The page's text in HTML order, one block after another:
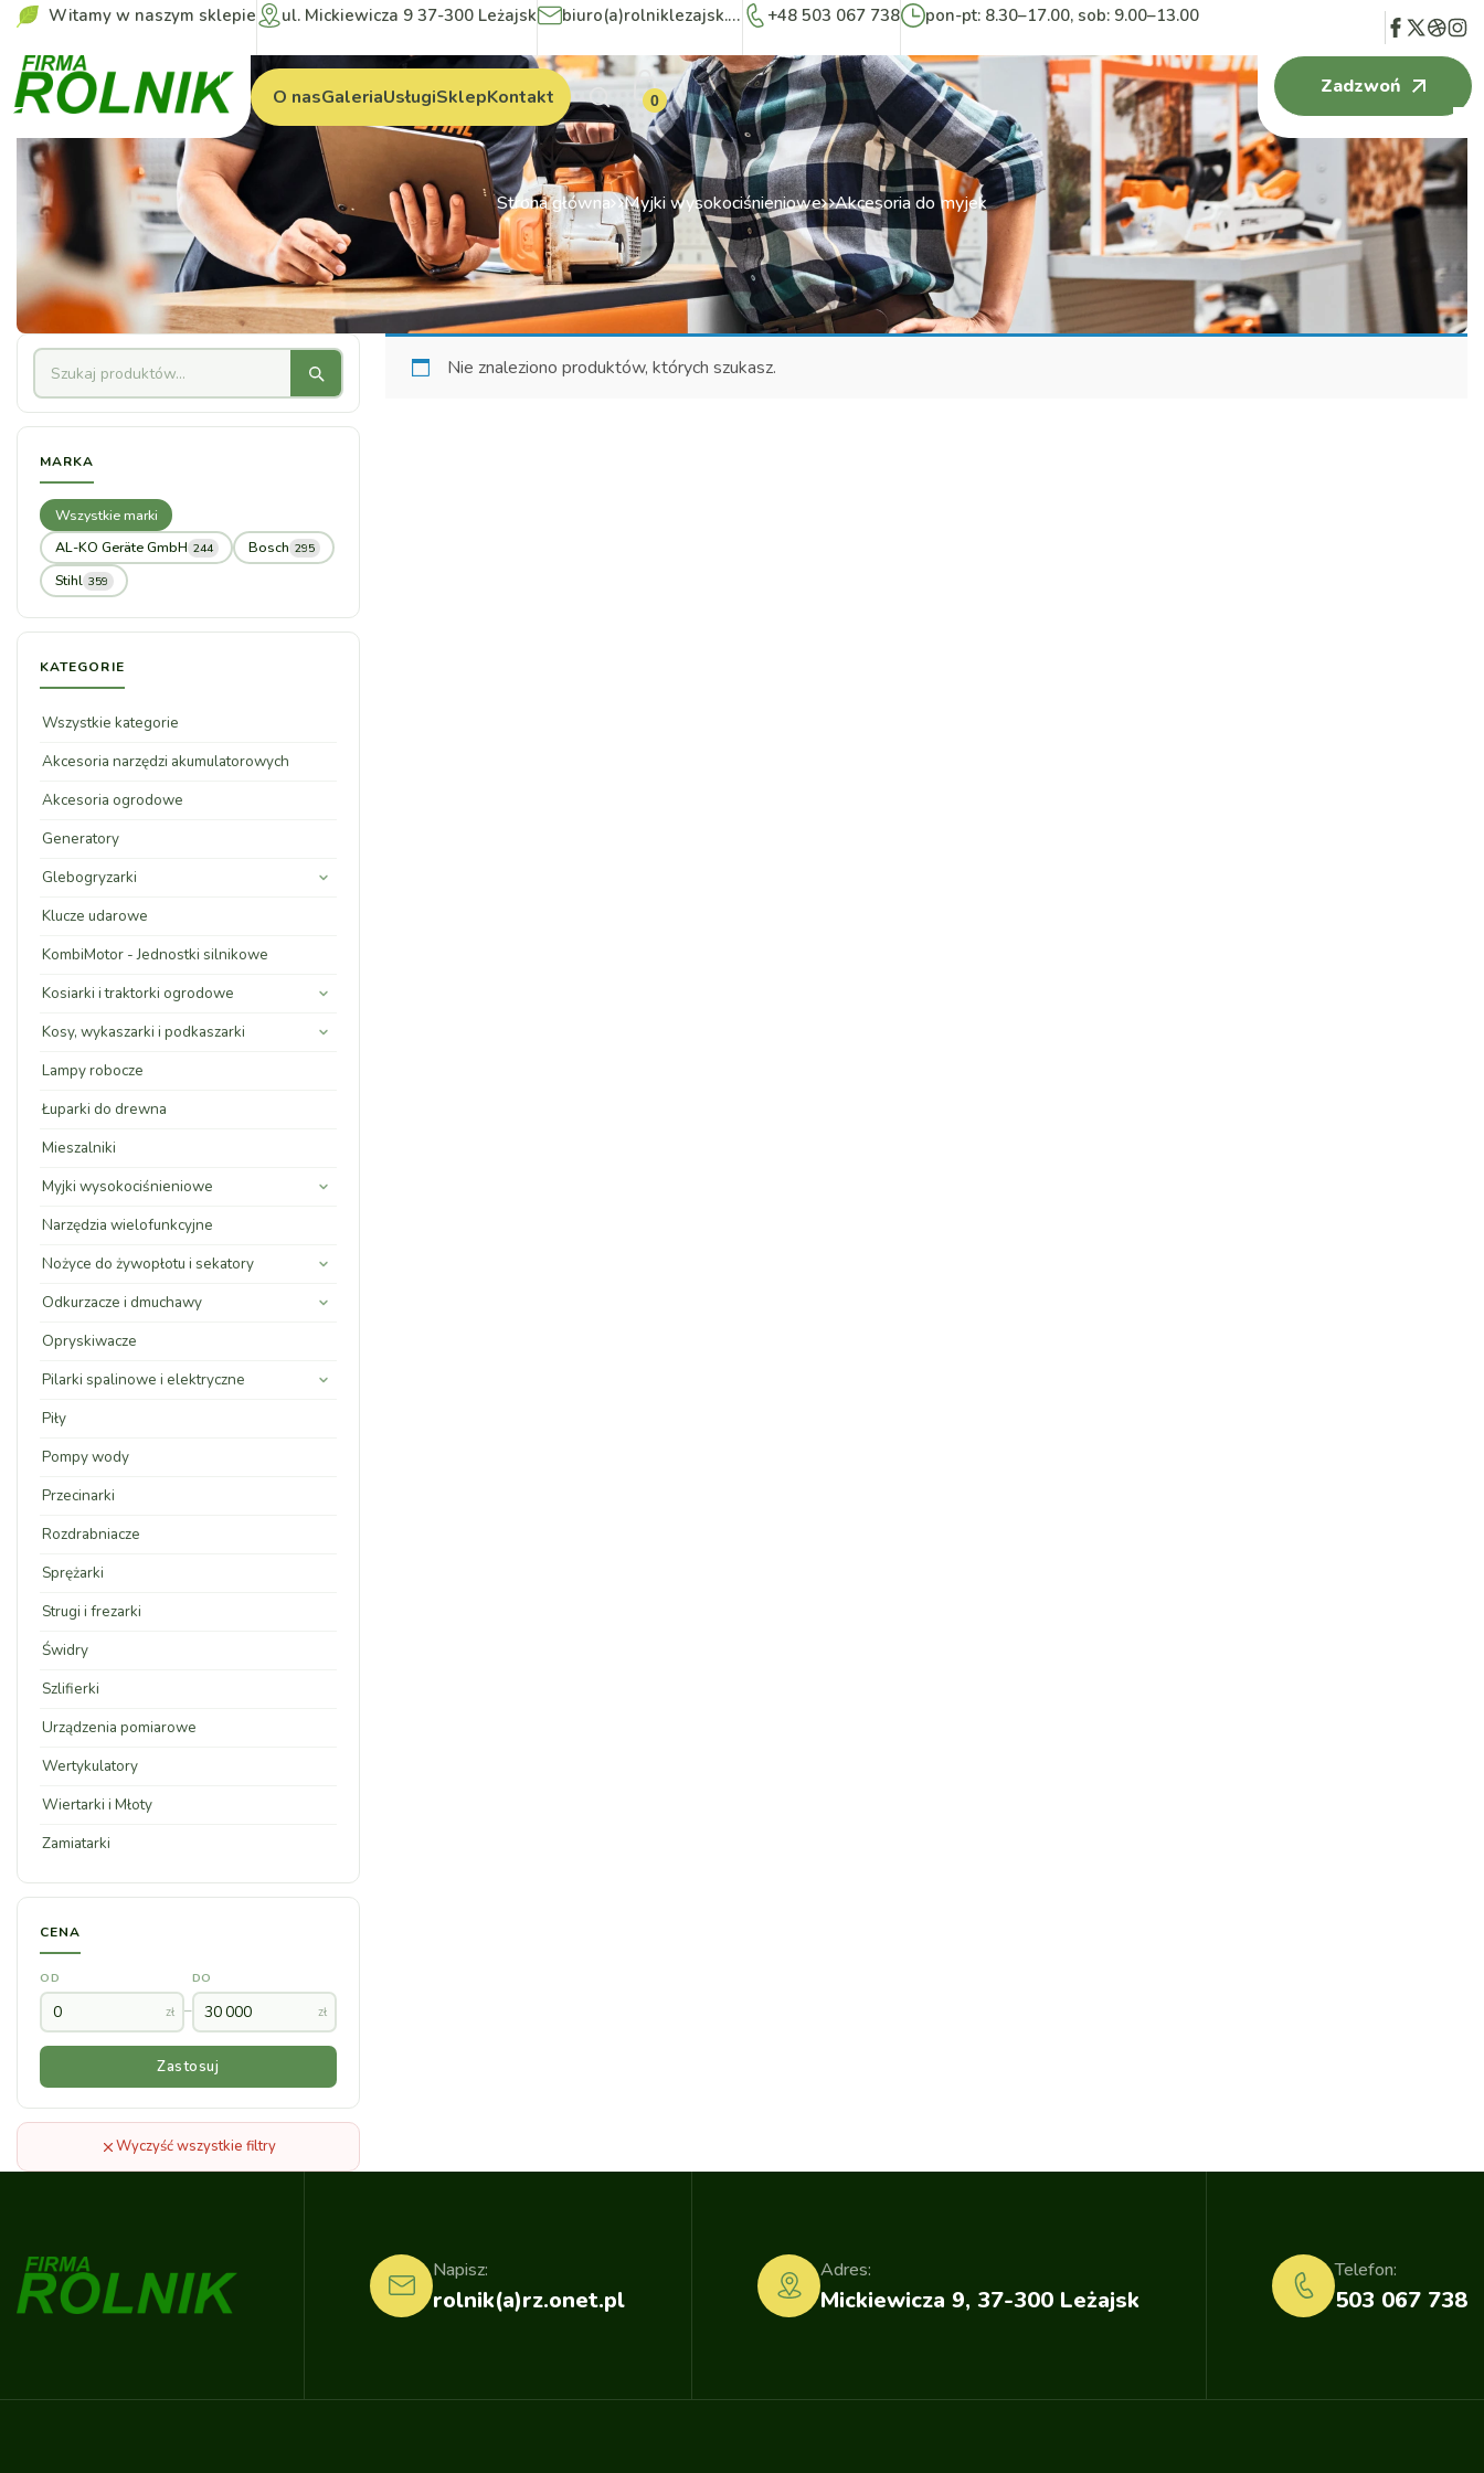
Witamy w naszym sklepie ul. Mickiewicza 9 37-300 Leżajsk biuro(a)rolniklezajsk.pl +48 503 067 738 pon-pt: 8.30–17.00, sob: 9.00–13.00
O nasGaleriaUsługiSklepKontakt 0
Zadzwoń
Strona główna Myjki wysokociśnieniowe Akcesoria do myjek
Nie znaleziono produktów, których szukasz.
MARKA
Wszystkie marki
AL-KO Geräte GmbH 244 Bosch 295
Stihl 359
KATEGORIE
Wszystkie kategorie
Akcesoria narzędzi akumulatorowych
Akcesoria ogrodowe
Generatory
Glebogryzarki
Klucze udarowe
KombiMotor - Jednostki silnikowe
Kosiarki i traktorki ogrodowe
Kosy, wykaszarki i podkaszarki
Lampy robocze
Łuparki do drewna
Mieszalniki
Myjki wysokociśnieniowe
Narzędzia wielofunkcyjne
Nożyce do żywopłotu i sekatory
Odkurzacze i dmuchawy
Opryskiwacze
Pilarki spalinowe i elektryczne
Piły
Pompy wody
Przecinarki
Rozdrabniacze
Sprężarki
Strugi i frezarki
Świdry
Szlifierki
Urządzenia pomiarowe
Wertykulatory
Wiertarki i Młoty
Zamiatarki
CENA
OD
zł –
DO
zł
Zastosuj
Wyczyść wszystkie filtry
rolnik(a)rz.onet.pl
Napisz:
Mickiewicza 9, 37-300 Leżajsk
Adres:
503 067 738
Telefon: